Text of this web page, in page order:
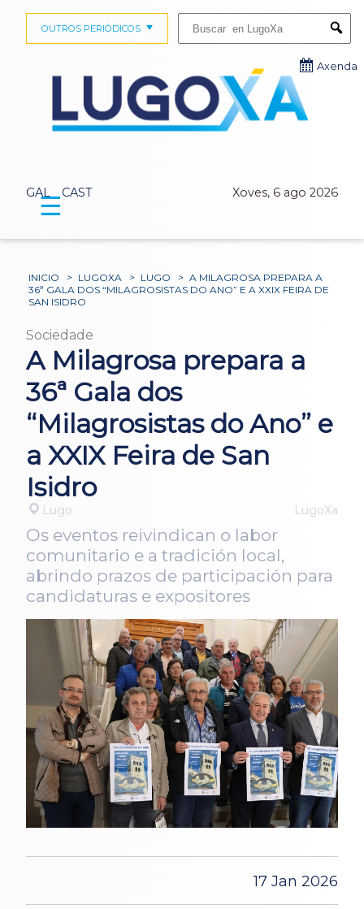
GAL CAST Xoves, 6 ago 2026
OUTROS PERIÓDICOS
Axenda
☰
INICIO > LUGOXA > LUGO > A MILAGROSA PREPARA A
36ª GALA DOS “MILAGROSISTAS DO ANO” E A XXIX FEIRA DE
SAN ISIDRO
Sociedade
A Milagrosa prepara a
36ª Gala dos
“Milagrosistas do Ano” e
a XXIX Feira de San
Isidro
Lugo LugoXa
Os eventos reivindican o labor
comunitario e a tradición local,
abrindo prazos de participación para
candidaturas e expositores
17 Jan 2026